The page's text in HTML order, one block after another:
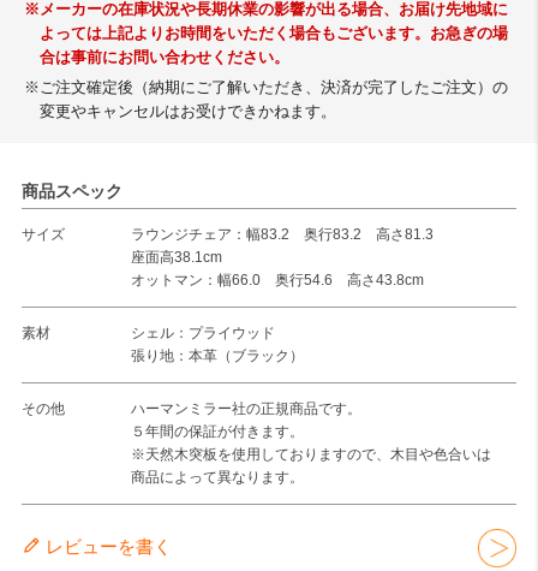
※メーカーの在庫状況や長期休業の影響が出る場合、お届け先地域に
よっては上記よりお時間をいただく場合もございます。お急ぎの場
合は事前にお問い合わせください。
※ご注文確定後（納期にご了解いただき、決済が完了したご注文）の
変更やキャンセルはお受けできかねます。
商品スペック
サイズ
ラウンジチェア：幅83.2 奥行83.2 高さ81.3
座面高38.1cm
オットマン：幅66.0 奥行54.6 高さ43.8cm
素材
シェル：プライウッド
張り地：本革（ブラック）
その他
ハーマンミラー社の正規商品です。
５年間の保証が付きます。
※天然木突板を使用しておりますので、木目や色合いは
商品によって異なります。
レビューを書く